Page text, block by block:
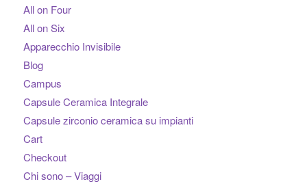
All on Four
All on Six
Apparecchio Invisibile
Blog
Campus
Capsule Ceramica Integrale
Capsule zirconio ceramica su impianti
Cart
Checkout
Chi sono – Viaggi